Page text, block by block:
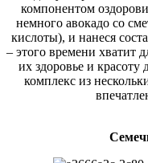
компонентом
немного авокадо со
кислоты), и нанеся
– этого времени хватит
их здоровье и
комплекс из